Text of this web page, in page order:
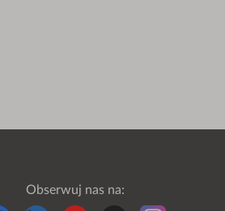
Obserwuj nas na: